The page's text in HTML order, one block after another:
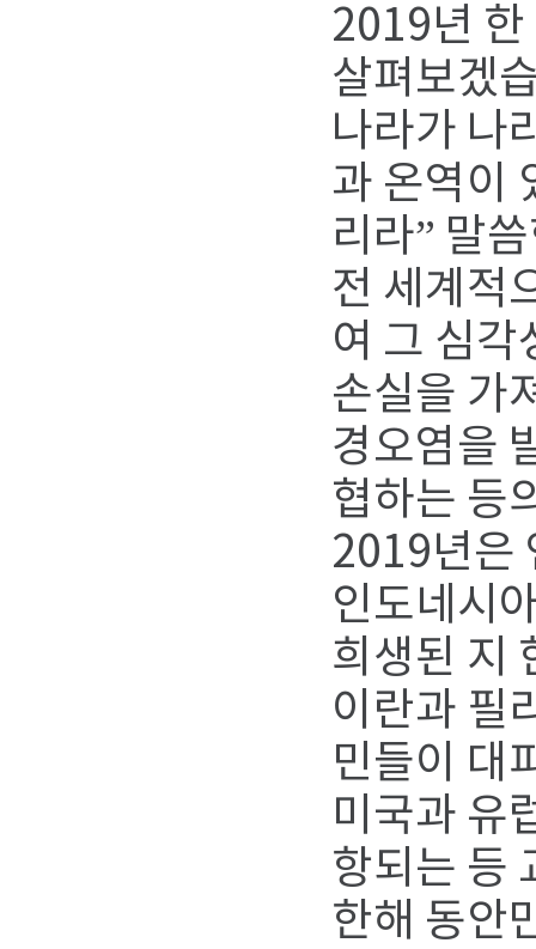
2019년 한
살펴보겠
나라가 나
과 온역이
리라” 말
전 세계적
여 그 심
손실을 가
경오염을
협하는 등
2019년은
인도네시
희생된 지
이란과 필
민들이 대
미국과 유
항되는 등
한해 동안